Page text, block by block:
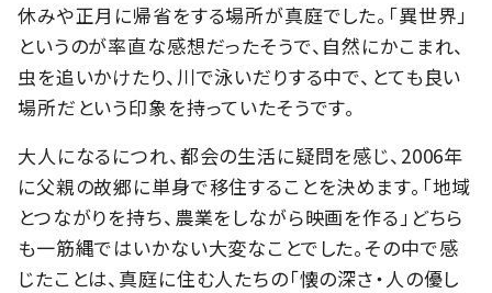
休みや正月に帰省をする場所が真庭でした。「異世界」
というのが率直な感想だったそうで、自然にかこまれ、
虫を追いかけたり、川で泳いだりする中で、とても良い
場所だという印象を持っていたそうです。
大人になるにつれ、都会の生活に疑問を感じ、2006年
に父親の故郷に単身で移住することを決めます。「地域
とつながりを持ち、農業をしながら映画を作る」どちら
も一筋縄ではいかない大変なことでした。その中で感
じたことは、真庭に住む人たちの「懐の深さ・人の優し